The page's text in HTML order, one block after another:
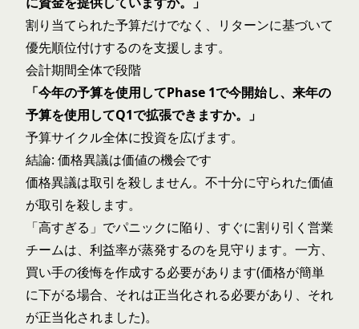
割り当てられた予算だけでなく、リターンに基づいて
優先順位付けするのを支援します。
会計期間全体で段階
「今年の予算を使用してPhase 1で今開始し、来年の
予算を使用してQ1で拡張できますか。」
予算サイクル全体に投資を広げます。
結論: 価格異議は価値の機会です
価格異議は取引を殺しません。不十分に守られた価値
が取引を殺します。
「高すぎる」でパニックに陥り、すぐに割り引く営業
チームは、利益率が蒸発するのを見守ります。一方、
買い手の後悔を作成する必要があります(価格が簡単
に下がる場合、それは正当化される必要があり、それ
が正当化されました)。